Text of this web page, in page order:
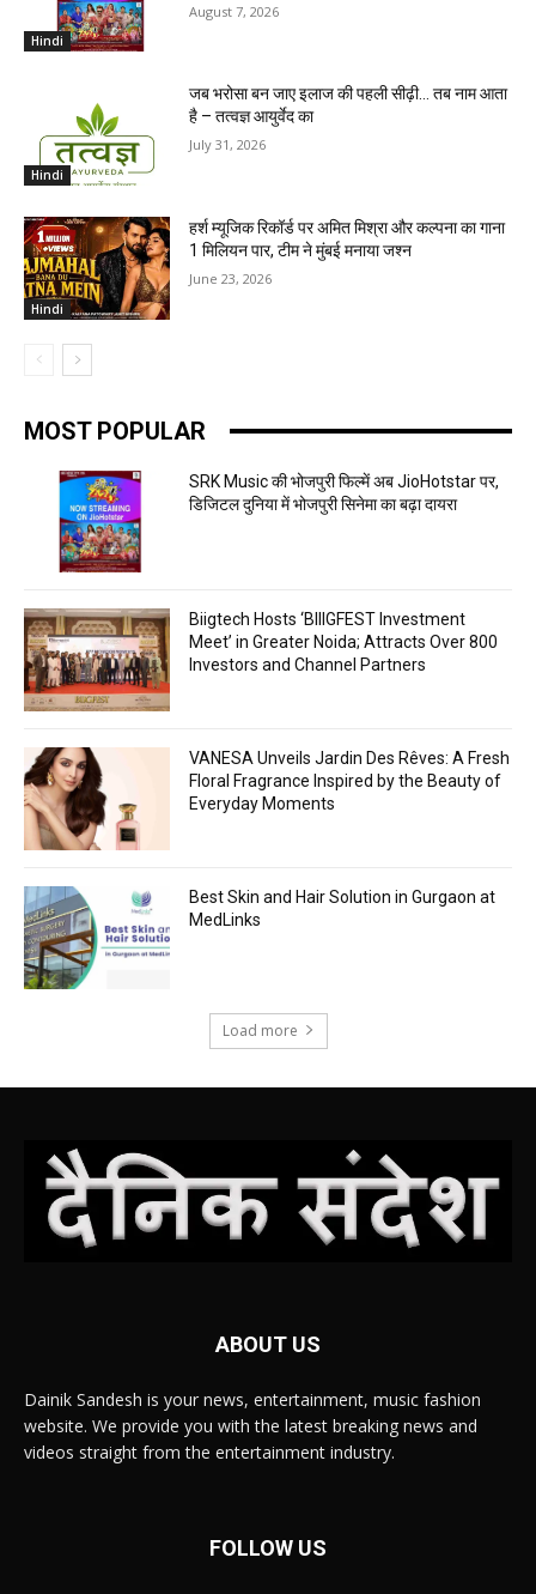
Hindi
August 7, 2026
Hindi
जब भरोसा बन जाए इलाज की पहली सीढ़ी… तब नाम आता
है – तत्वज्ञ आयुर्वेद का
July 31, 2026
Hindi
हर्श म्यूजिक रिकॉर्ड पर अमित मिश्रा और कल्पना का गाना
1 मिलियन पार, टीम ने मुंबई मनाया जश्न
June 23, 2026
MOST POPULAR
SRK Music की भोजपुरी फिल्में अब JioHotstar पर,
डिजिटल दुनिया में भोजपुरी सिनेमा का बढ़ा दायरा
Biigtech Hosts ‘BIIIGFEST Investment
Meet’ in Greater Noida; Attracts Over 800
Investors and Channel Partners
VANESA Unveils Jardin Des Rêves: A Fresh
Floral Fragrance Inspired by the Beauty of
Everyday Moments
Best Skin and Hair Solution in Gurgaon at
MedLinks
Load more
ABOUT US
Dainik Sandesh is your news, entertainment, music fashion
website. We provide you with the latest breaking news and
videos straight from the entertainment industry.
FOLLOW US